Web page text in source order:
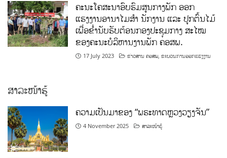
ຄະນະໂຄສະນາອົບຮົມສູນກາງພັກ ອອກ
ແຮງງານອານາໄມສໍາ ນັກງານ ແລະ ປູກຕົ້ນໄມ້
ເພື່ອຂໍ່ານັບຮັບຕ້ອນກອງປະຊຸມກາງ ສະໄໝ
ຂອງຄະນະບໍລິຫານງານພັກ ຄອສພ.
17 July 2023 ຂ່າວສານ ຄອສພ,ຂະບວນການອອກແຮງງານ
ສາລະໜ້າຮູ້
ຄວາມເປັນມາຂອງ “ພຣະທາດຫຼວງວຽງຈັນ”
4 November 2025 ສາລະໜ້າຮູ້